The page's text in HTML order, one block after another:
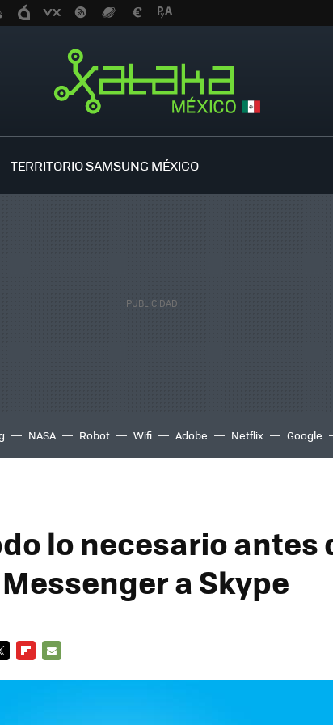
TERRITORIO SAMSUNG MÉXICO
NASA Robot Wifi Adobe Netflix Google
lo necesario antes
a Skype